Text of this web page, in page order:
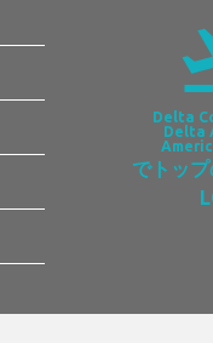
Delta
Delta
でトッ